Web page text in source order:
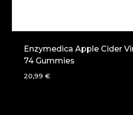
Enzymedica Apple Cider
74 Gummies
20,99 €